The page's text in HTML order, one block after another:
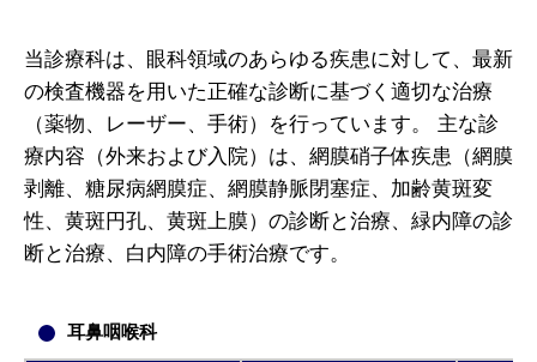
当診療科は、眼科領域のあらゆる疾患に対して、最新
の検査機器を用いた正確な診断に基づく適切な治療
（薬物、レーザー、手術）を行っています。 主な診
療内容（外来および入院）は、網膜硝子体疾患（網膜
剥離、糖尿病網膜症、網膜静脈閉塞症、加齢黄斑変
性、黄斑円孔、黄斑上膜）の診断と治療、緑内障の診
断と治療、白内障の手術治療です。
耳鼻咽喉科